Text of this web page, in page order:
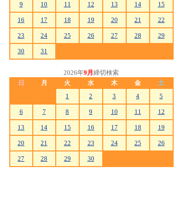
9 10 11 12 13 14 15
16 17 18 19 20 21 22
23 24 25 26 27 28 29
30 31
2026年9月 締切検索
日
月 火 水 木 金
土
1
2 3 4 5
6 7 8 9 10 11 12
13 14 15 16 17 18 19
20 21 22 23 24 25 26
27 28 29 30